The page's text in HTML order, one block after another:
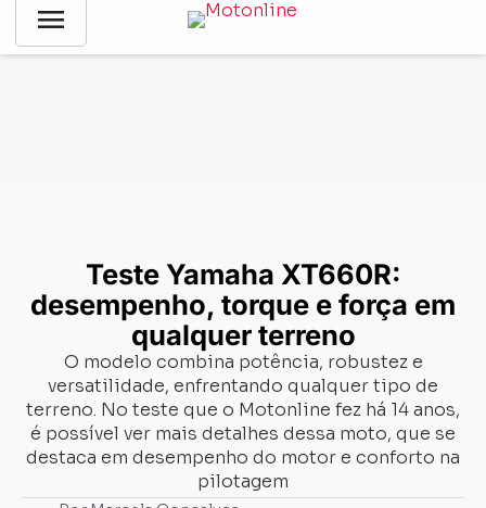
menu
Notícias
Teste Yamaha XT660R: desempenho,
Teste Yamaha XT660R:
desempenho, torque e força em
qualquer terreno
O modelo combina potência, robustez e
versatilidade, enfrentando qualquer tipo de
terreno. No teste que o Motonline fez há 14 anos,
é possível ver mais detalhes dessa moto, que se
destaca em desempenho do motor e conforto na
pilotagem